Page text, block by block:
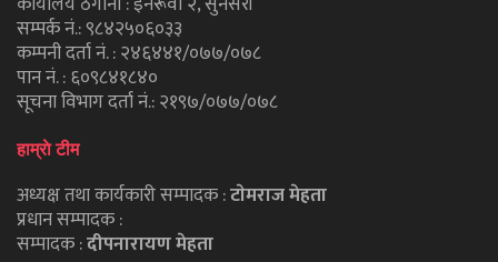
सम्पर्क नं.: ९८४२५०६०३३
कम्पनी दर्ता नं. : २४६४४१/०७७/०७८
पान नं. : ६०९८४१८४०
सूचना विभाग दर्ता नं.: २१९७/०७७/०७८
हाम्राे टीम
अध्यक्ष तथा कार्यकारी सम्पादक :टाेमराज मेहता
प्रधान सम्पादक :
सम्पादक :दीपनारायण मेहता